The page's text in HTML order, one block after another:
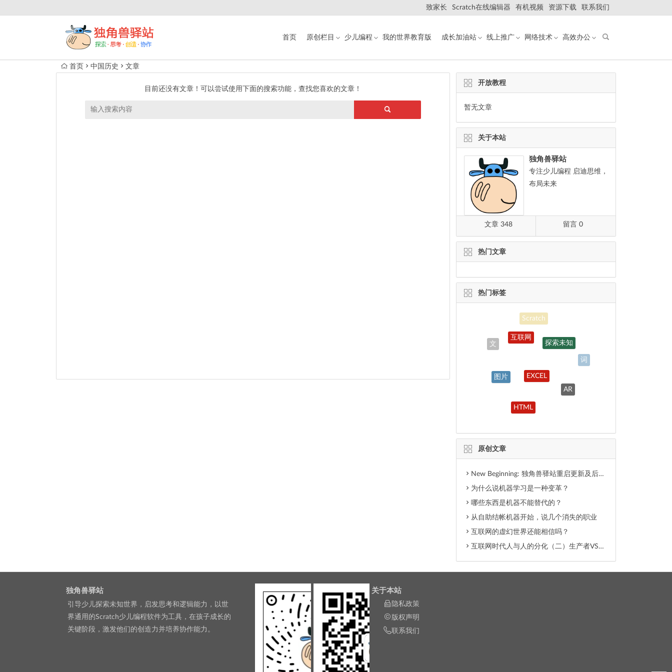
致家长 Scratch在线编辑器 有机视频 资源下载 联系我们
首页 原创栏目 少儿编程 我的世界教育版 成长加油站 线上推广 网络技术 高效办公
首页 中国历史 文章
目前还没有文章！可以尝试使用下面的搜索功能，查找您喜欢的文章！
开放教程
暂无文章
关于本站
独角兽驿站
专注少儿编程 启迪思维，
布局未来
文章 348 留言 0
热门文章
热门标签
Scratch
文
互联网
探索未知
词
图片 EXCEL
AR
HTML
原创文章
New Beginning: 独角兽驿站重启更新及后期内容调整
为什么说机器学习是一种变革？
哪些东西是机器不能替代的？
从自助结帐机器开始，说几个消失的职业
互联网的虚幻世界还能相信吗？
互联网时代人与人的分化（二）生产者VS消费者
独角兽驿站
引导少儿探索未知世界，启发思考和逻辑能力，以世
界通用的Scratch少儿编程软件为工具，在孩子成长的
关键阶段，激发他们的创造力并培养协作能力。
关于本站
隐私政策
版权声明
联系我们